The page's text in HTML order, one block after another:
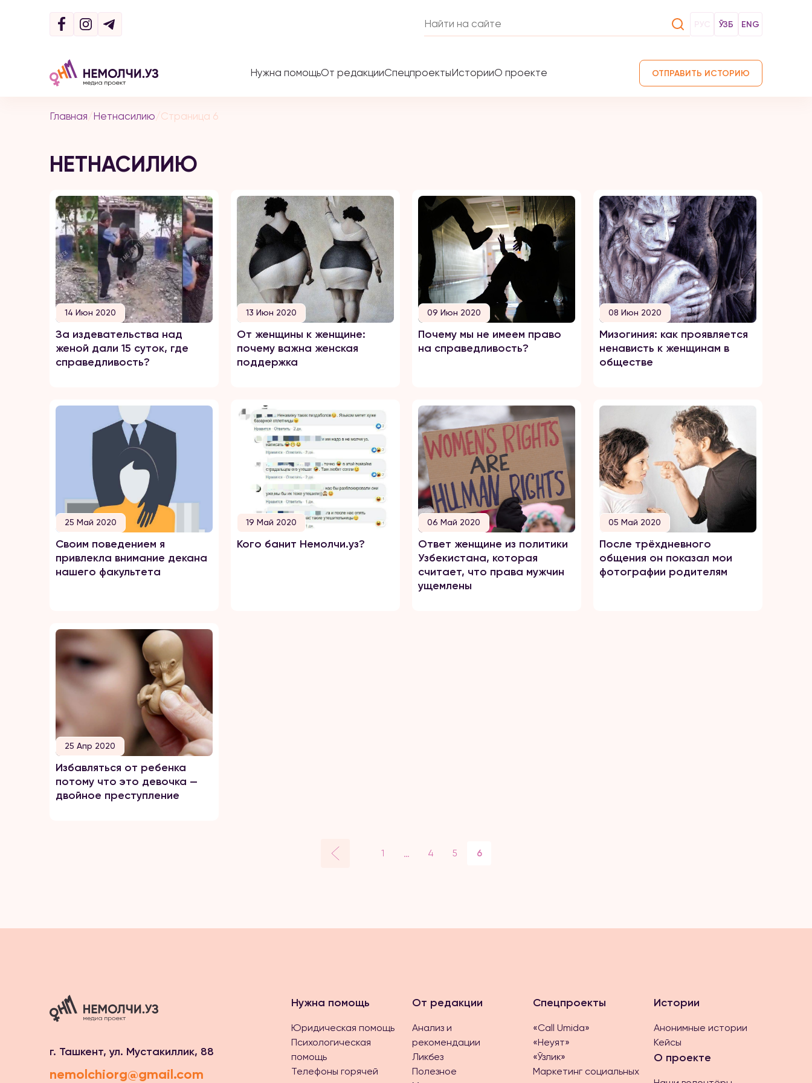
РУС ЎЗБ ENG
Нужна помощьОт редакцииСпецпроектыИсторииО проекте ОТПРАВИТЬ ИСТОРИЮ
Главная/Нетнасилию/Страница 6
НЕТНАСИЛИЮ
14 Июн 2020
За издевательства над
женой дали 15 суток, где
справедливость?
13 Июн 2020
От женщины к женщине:
почему важна женская
поддержка
09 Июн 2020
Почему мы не имеем право
на справедливость?
08 Июн 2020
Мизогиния: как проявляется
ненависть к женщинам в
обществе
25 Май 2020
Своим поведением я
привлекла внимание декана
нашего факультета
19 Май 2020
Кого банит Немолчи.уз?
06 Май 2020
Ответ женщине из политики
Узбекистана, которая
считает, что права мужчин
ущемлены
05 Май 2020
После трёхдневного
общения он показал мои
фотографии родителям
25 Апр 2020
Избавляться от ребенка
потому что это девочка —
двойное преступление
1 … 4 5 6
г. Ташкент, ул. Мустакиллик, 88
nemolchiorg@gmail.com
Нужна помощь
Юридическая помощь
Психологическая
помощь
Телефоны горячей
От редакции
Анализ и
рекомендации
Ликбез
Полезное
Спецпроекты
«Call Umida»
«Неуят»
«Ўзлик»
Маркетинг социальных
Истории
Анонимные истории
Кейсы
О проекте